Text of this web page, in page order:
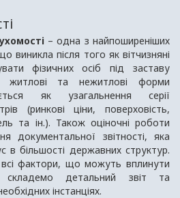
– одна з найпоширеніших
виникла після того як вітчизняні
фізичних осіб під заставу
житлові та нежитлові форми
як узагальнення серії
(ринкові ціни, поверховість,
та ін.). Також оціночні роботи
документальної звітності, яка
в більшості державних структур.
фактори, що можуть вплинути
складемо детальний звіт та
інстанціях.